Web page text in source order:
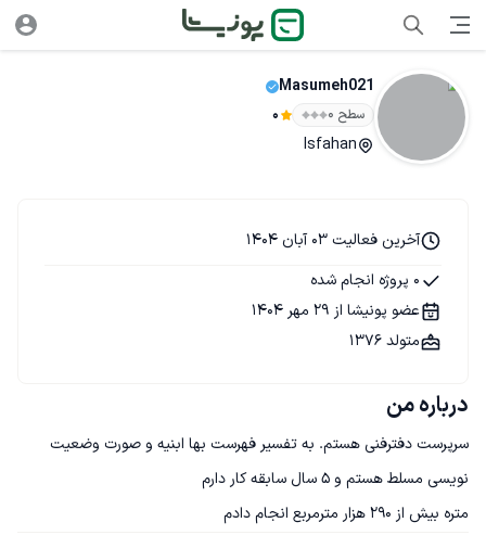
Masumeh021
سطح ۰ 0
Isfahan
درباره من
سرپرست دفترفنی هستم. به تفسیر فهرست بها ابنیه و صورت وضعیت
متره بیش از ۲۹۰ هزار مترمربع انجام دادم
آخرین فعالیت 03 آبان 1404
0 پروژه انجام شده
عضو پونیشا از 29 مهر 1404
متولد 1376